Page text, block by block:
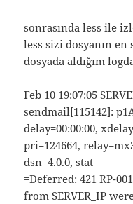
sonrasında less ile
less sizi dosyanın
dosyada aldığım
Feb 10 19:07:05
sendmail[115142]:
delay=00:00:00,
pri=124664,
dsn=4.0.0, stat
=Deferred: 421 RP-
from SERVER_IP